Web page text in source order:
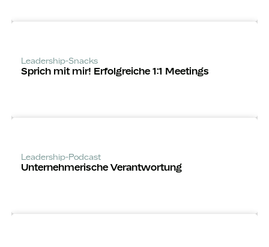
Leadership-Snacks
Sprich mit mir! Erfolgreiche 1:1 Meetings
Leadership-Podcast
Unternehm­erische Verantwortung